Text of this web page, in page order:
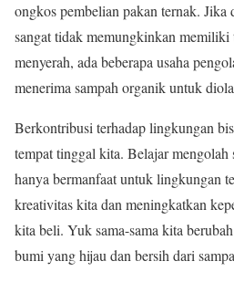
ongkos pembelian pakan ternak. Jika
sangat tidak memungkinkan memiliki
menyerah, ada beberapa usaha
menerima sampah organik untuk
Berkontribusi terhadap lingkungan
tempat tinggal kita. Belajar mengolah
hanya bermanfaat untuk lingkungan
kreativitas kita dan meningkatkan
kita beli. Yuk sama-sama kita
bumi yang hijau dan bersih dari